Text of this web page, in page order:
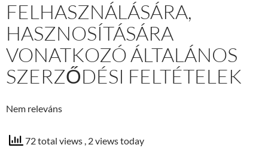
FELHASZNÁLÁSÁRA,
HASZNOSÍTÁSÁRA
VONATKOZÓ ÁLTALÁNOS
SZERZŐDÉSI FELTÉTELEK
Nem releváns
72 total views , 2 views today